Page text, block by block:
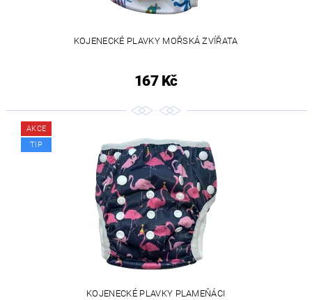
KOJENECKÉ PLAVKY MOŘSKÁ ZVÍŘATA
167 Kč
AKCE
TIP
KOJENECKÉ PLAVKY PLAMEŇÁCI